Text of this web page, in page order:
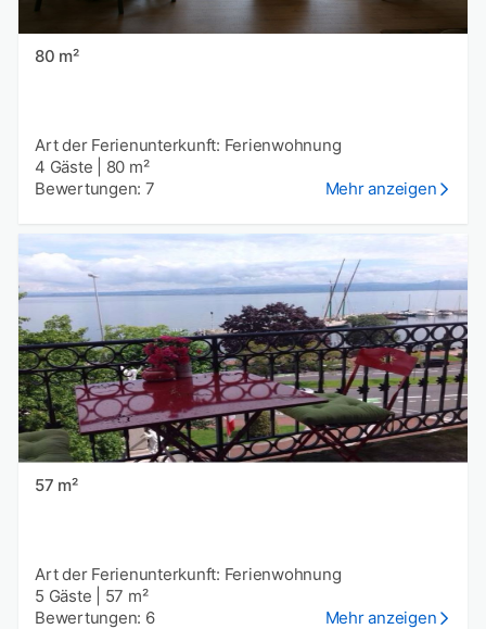
80 m²
Art der Ferienunterkunft: Ferienwohnung
4 Gäste
80 m²
Bewertungen: 7
Mehr anzeigen
57 m²
Art der Ferienunterkunft: Ferienwohnung
5 Gäste
57 m²
Bewertungen: 6
Mehr anzeigen